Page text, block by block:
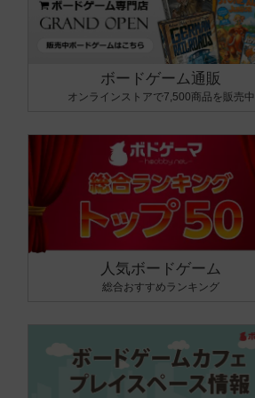
ボードゲーム通販
オンラインストアで7,500商品を販売中
人気ボードゲーム
総合おすすめランキング